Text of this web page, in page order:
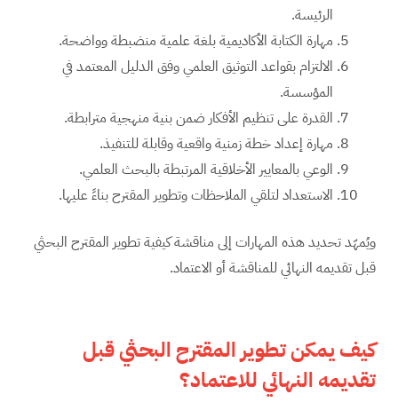
الرئيسة.
مهارة الكتابة الأكاديمية بلغة علمية منضبطة وواضحة.
الالتزام بقواعد التوثيق العلمي وفق الدليل المعتمد في
المؤسسة.
القدرة على تنظيم الأفكار ضمن بنية منهجية مترابطة.
مهارة إعداد خطة زمنية واقعية وقابلة للتنفيذ.
الوعي بالمعايير الأخلاقية المرتبطة بالبحث العلمي.
الاستعداد لتلقي الملاحظات وتطوير المقترح بناءً عليها.
ويُمهّد تحديد هذه المهارات إلى مناقشة كيفية تطوير المقترح البحثي
قبل تقديمه النهائي للمناقشة أو الاعتماد.
كيف يمكن تطوير المقترح البحثي قبل
تقديمه النهائي للاعتماد؟